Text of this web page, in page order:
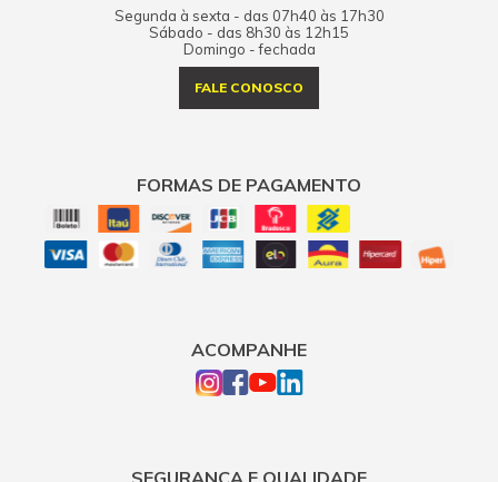
Segunda à sexta - das 07h40 às 17h30
Sábado - das 8h30 às 12h15
Domingo - fechada
FALE CONOSCO
FORMAS DE PAGAMENTO
ACOMPANHE
SEGURANÇA E QUALIDADE